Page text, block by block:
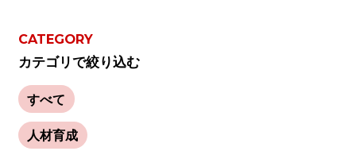
CATEGORY
カテゴリで絞り込む
すべて
人材育成